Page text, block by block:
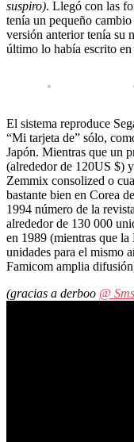
suspiro). Llegó con las
tenía un pequeño
versión anterior tenía su
último lo había escrito
El sistema reproduce
“Mi tarjeta de” sólo,
Japón. Mientras que un
(alrededor de 120US $)
Zemmix consolized o
bastante bien en Corea
1994 número de la
alrededor de 130 000
en 1989 (mientras que
unidades para el mismo
Famicom amplia
(gracias a derboo @